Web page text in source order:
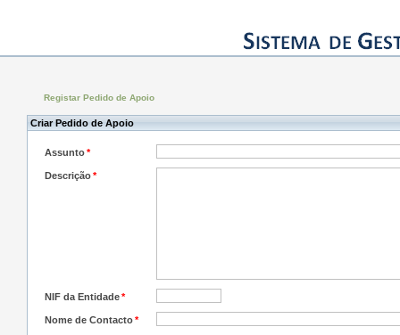
Registar Pedido de Apoio
Criar Pedido de Apoio
Assunto*
Descrição*
NIF da Entidade*
Nome de Contacto*